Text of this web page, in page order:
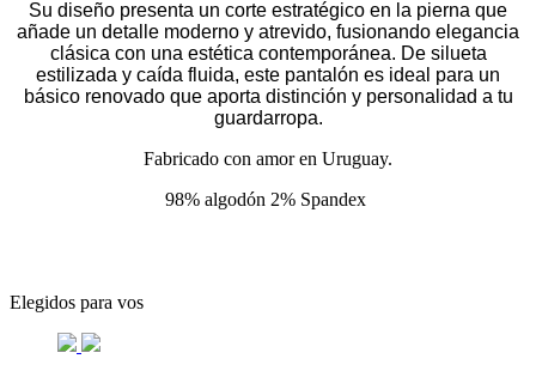
Su diseño presenta un corte estratégico en la pierna que
añade un detalle moderno y atrevido, fusionando elegancia
clásica con una estética contemporánea. De silueta
estilizada y caída fluida, este pantalón es ideal para un
básico renovado que aporta distinción y personalidad a tu
guardarropa.
Fabricado con amor en Uruguay.
98% algodón 2% Spandex
Elegidos para vos